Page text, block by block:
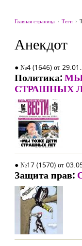
Главная страница Теги
Анекдот
● №4 (1646) от
Политика:МЫ
СТРАШНЫХ
● №17 (1570) от
Защита прав: